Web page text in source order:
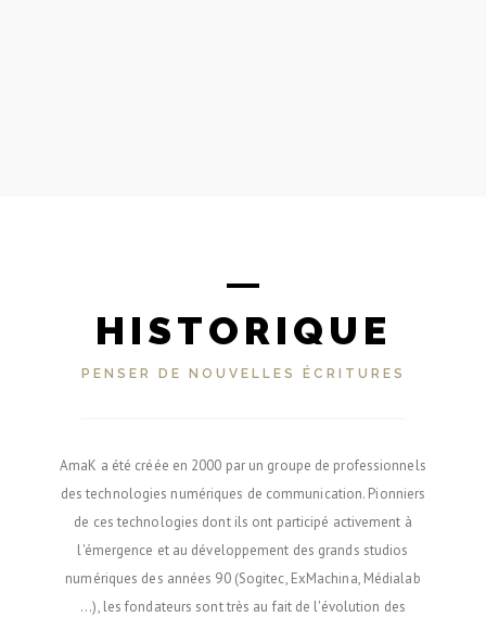
HISTORIQUE
PENSER DE NOUVELLES ÉCRITURES
AmaK a été créée en 2000 par un groupe de professionnels
des technologies numériques de communication. Pionniers
de ces technologies dont ils ont participé activement à
l'émergence et au développement des grands studios
numériques des années 90 (Sogitec, ExMachina, Médialab
...), les fondateurs sont très au fait de l'évolution des